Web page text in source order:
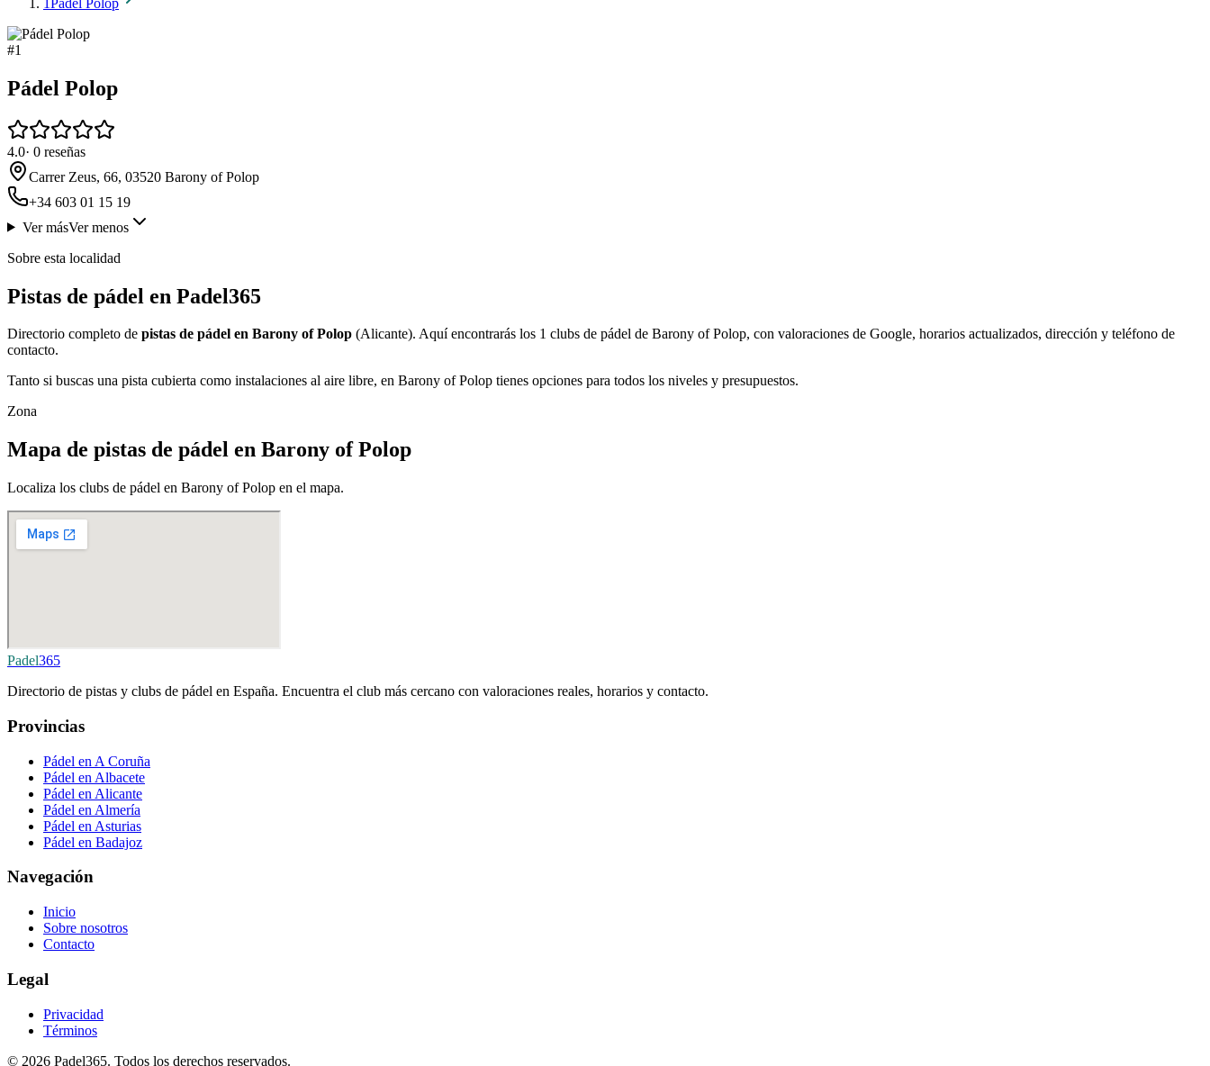
#1
Pádel Polop
4.0· 0 reseñas
Carrer Zeus, 66, 03520 Barony of Polop
+34 603 01 15 19
Ver másVer menos
Sobre esta localidad
Pistas de pádel en Padel365
Directorio completo de pistas de pádel en Barony of Polop (Alicante). Aquí encontrarás los 1 clubs de pádel de Barony of Polop, con valoraciones de Google, horarios actualizados, dirección y teléfono de
contacto.
Tanto si buscas una pista cubierta como instalaciones al aire libre, en Barony of Polop tienes opciones para todos los niveles y presupuestos.
Zona
Mapa de pistas de pádel en Barony of Polop
Localiza los clubs de pádel en Barony of Polop en el mapa.
Padel365
Directorio de pistas y clubs de pádel en España. Encuentra el club más cercano con valoraciones reales, horarios y contacto.
Provincias
Pádel en A Coruña
Pádel en Albacete
Pádel en Alicante
Pádel en Almería
Pádel en Asturias
Pádel en Badajoz
Navegación
Inicio
Sobre nosotros
Contacto
Legal
Privacidad
Términos
© 2026 Padel365. Todos los derechos reservados.